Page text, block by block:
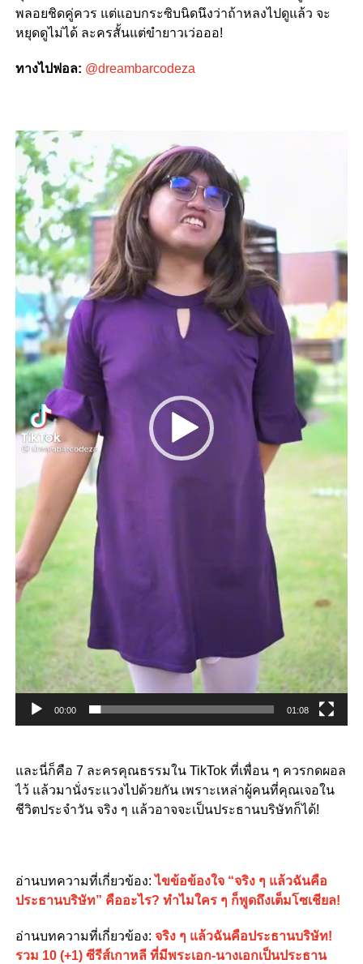
พลอยชิดคู่ควร แต่แอบกระซิบนิดนึงว่าถ้าหลงไปดูแล้ว จะ
หยุดดูไม่ได้ ละครสั้นแต่ขำยาวเว่อออ!
ทางไปฟอล: @dreambarcodeza
Video
Player
00:00 01:08
และนี่ก็คือ 7 ละครคุณธรรมใน TikTok ที่เพื่อน ๆ ควรกดผอล
ไว้ แล้วมานั่งระแวงไปด้วยกัน เพราะเหล่าผู้คนที่คุณเจอใน
ชีวิตประจำวัน จริง ๆ แล้วอาจจะเป็นประธานบริษัทก็ได้!
อ่านบทความที่เกี่ยวข้อง:ไขข้อข้องใจ “จริง ๆ แล้วฉันคือ
ประธานบริษัท” คืออะไร? ทำไมใคร ๆ ก็พูดถึงเต็มโซเชียล!
อ่านบทความที่เกี่ยวข้อง: จริง ๆ แล้วฉันคือประธานบริษัท!
รวม 10 (+1) ซีรีส์เกาหลี ที่มีพระเอก-นางเอกเป็นประธาน